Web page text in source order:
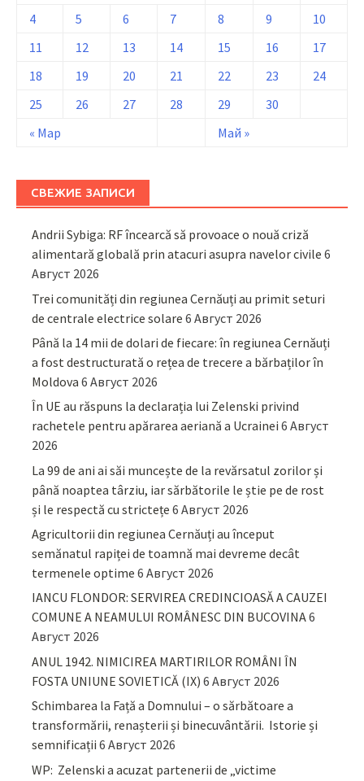
« Мар Май »
4
5 6 7 8 9
10
11
12 13 14 15 16
17
18
19 20 21 22 23
24
25
26 27 28 29 30
СВЕЖИЕ ЗАПИСИ
Andrii Sybiga: RF încearcă să provoace o nouă criză
alimentară globală prin atacuri asupra navelor civile 6
Август 2026
Trei comunități din regiunea Cernăuți au primit seturi
de centrale electrice solare 6 Август 2026
Până la 14 mii de dolari de fiecare: în regiunea Cernăuți
a fost destructurată o rețea de trecere a bărbaților în
Moldova 6 Август 2026
În UE au răspuns la declarația lui Zelenski privind
rachetele pentru apărarea aeriană a Ucrainei 6 Август
2026
La 99 de ani ai săi muncește de la revărsatul zorilor și
până noaptea târziu, iar sărbătorile le știe pe de rost
și le respectă cu strictețe 6 Август 2026
Agricultorii din regiunea Cernăuți au început
semănatul rapiței de toamnă mai devreme decât
termenele optime 6 Август 2026
IANCU FLONDOR: SERVIREA CREDINCIOASĂ A CAUZEI
COMUNE A NEAMULUI ROMÂNESC DIN BUCOVINA6
Август 2026
ANUL 1942. NIMICIREA MARTIRILOR ROMÂNI ÎN
FOSTA UNIUNE SOVIETICĂ (IX) 6 Август 2026
Schimbarea la Față a Domnului – o sărbătoare a
transformării, renașterii și binecuvântării. Istorie și
semnificații 6 Август 2026
WP: Zelenski a acuzat partenerii de „victime